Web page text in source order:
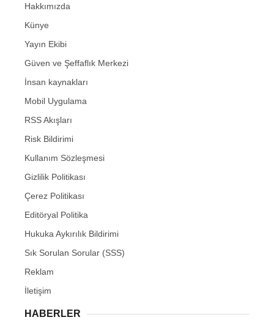
Hakkımızda
Künye
Yayın Ekibi
Güven ve Şeffaflık Merkezi
İnsan kaynakları
Mobil Uygulama
RSS Akışları
Risk Bildirimi
Kullanım Sözleşmesi
Gizlilik Politikası
Çerez Politikası
Editöryal Politika
Hukuka Aykırılık Bildirimi
Sık Sorulan Sorular (SSS)
Reklam
İletişim
HABERLER